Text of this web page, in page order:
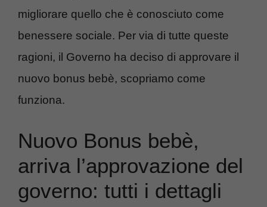
migliorare quello che è conosciuto come
benessere sociale. Per via di tutte queste
ragioni, il Governo ha deciso di approvare il
nuovo bonus bebè, scopriamo come
funziona.
Nuovo Bonus bebè,
arriva l’approvazione del
governo: tutti i dettagli